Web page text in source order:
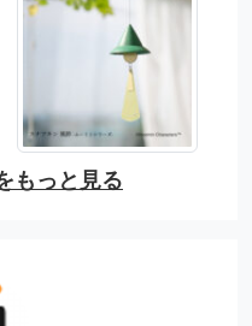
もっと見る